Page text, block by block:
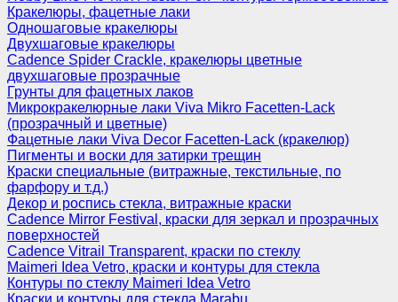
Кракелюры, фацетные лаки
Одношаговые кракелюры
Двухшаговые кракелюры
Cadence Spider Crackle, кракелюры цветные
двухшаговые прозрачные
Грунты для фацетных лаков
Микрокракелюрные лаки Viva Mikro Facetten-Lack
(прозрачный и цветные)
Фацетные лаки Viva Decor Facetten-Lack (кракелюр)
Пигменты и воски для затирки трещин
Краски специальные (витражные, текстильные, по
фарфору и т.д.)
Декор и роспись стекла, витражные краски
Cadence Mirror Festival, краски для зеркал и прозрачных
поверхностей
Cadence Vitrail Transparent, краски по стеклу
Maimeri Idea Vetro, краски и контуры для стекла
Контуры по стеклу Maimeri Idea Vetro
Краски и контуры для стекла Marabu